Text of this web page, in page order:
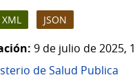
XML JSON
9 de julio de 2025,
de Salud Publica